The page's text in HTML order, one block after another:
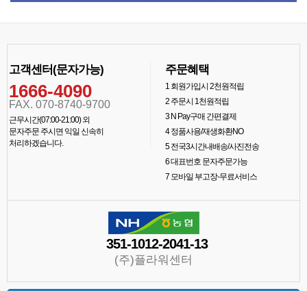
고객센터(문자가능)
1666-4090
FAX. 070-8740-9700
근무시간(07:00-21:00) 외
문자주문 주시면 익일 신속히
처리하겠습니다.
주문혜택
1회원가입시 2천원적립
2주문시 1천원적립
3N Pay구매 간편결제
4정품사용/재생화환NO
5전국3시간내배송/사진전송
6대표번호 문자주문가능
7모바일 부고장-무료서비스
351-1012-2041-13
(주)플라워센터